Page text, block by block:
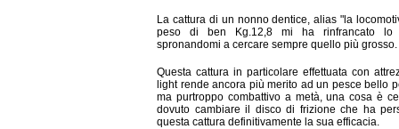
La cattura di un nonno dentice, alias "la
peso di ben Kg.12,8 mi ha rinfrancato lo
spronandomi a cercare sempre quello più grosso.
Questa cattura in particolare effettuata con
light rende ancora più merito ad un pesce bello
ma purtroppo combattivo a metà, una cosa è
dovuto cambiare il disco di frizione che ha
questa cattura definitivamente la sua efficacia.